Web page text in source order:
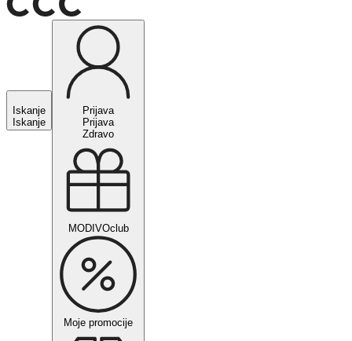
Iskanje
Iskanje
Prijava
Prijava
Zdravo
MODIVOclub
Moje promocije